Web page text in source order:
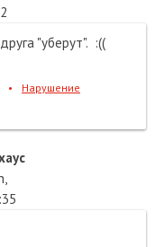
"уберут". :((
• Нарушение